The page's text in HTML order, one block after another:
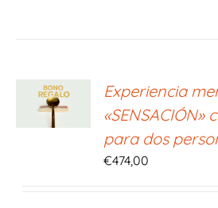
Experiencia
«SENSACIÓN»
para dos
€474,00